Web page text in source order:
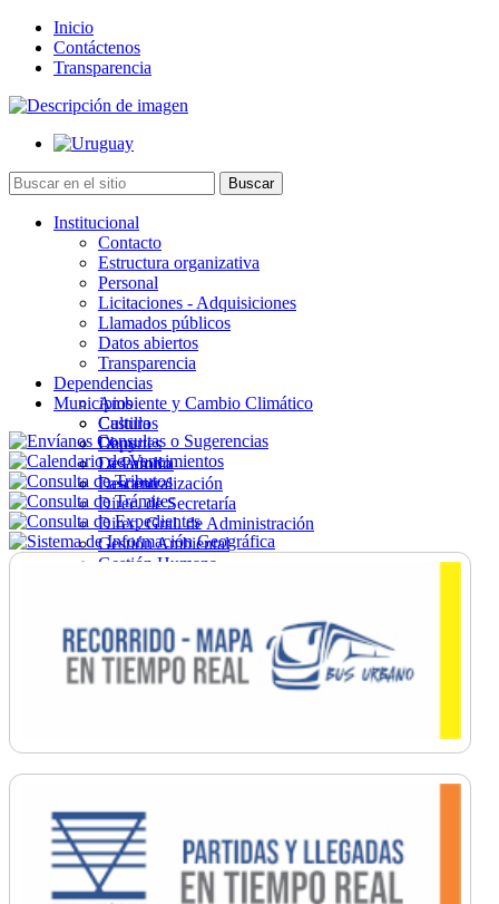
Inicio
Contáctenos
Transparencia
Institucional
Contacto
Estructura organizativa
Personal
Licitaciones - Adquisiciones
Llamados públicos
Datos abiertos
Transparencia
Dependencias
Ambiente y Cambio Climático
Cultura
Deportes
Desarrollo
Descentralización
Direc. de Secretaría
Direc. Gral. de Administración
Gestión Ambiental
Gestión Humana
Ordenamiento
Promoción Social
Salud
Secretaría General
Municipios
Castillos
Chuy
La Paloma
Lascano